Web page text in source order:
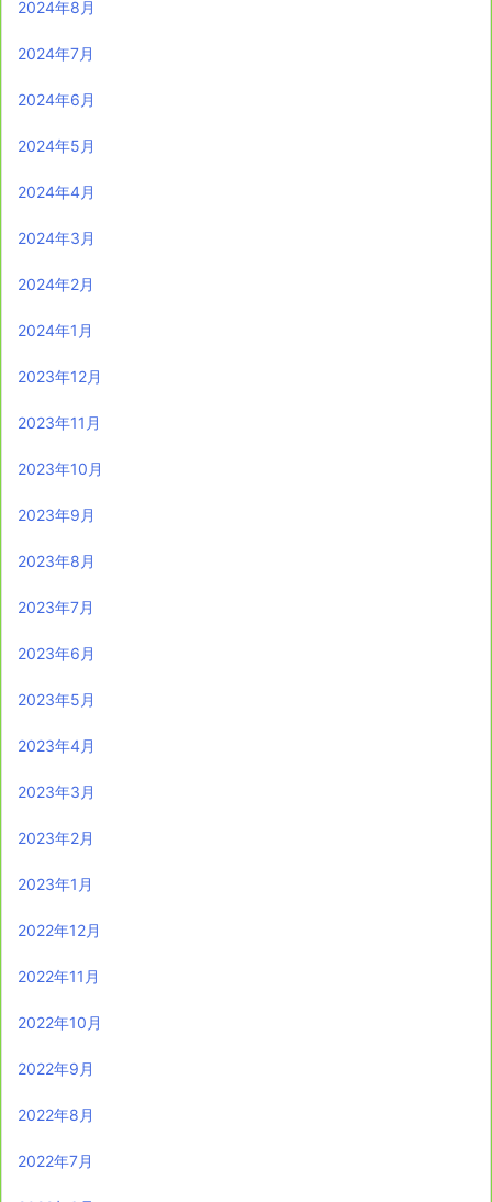
2024年8月
2024年7月
2024年6月
2024年5月
2024年4月
2024年3月
2024年2月
2024年1月
2023年12月
2023年11月
2023年10月
2023年9月
2023年8月
2023年7月
2023年6月
2023年5月
2023年4月
2023年3月
2023年2月
2023年1月
2022年12月
2022年11月
2022年10月
2022年9月
2022年8月
2022年7月